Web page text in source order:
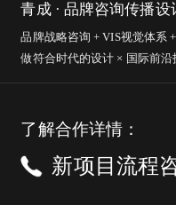
青成 · 品牌咨询传播设
品牌战略咨询 + VIS视觉体系
做符合时代的设计 × 国际前沿
了解合作详情：
新项目流程